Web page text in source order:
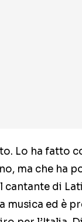
Lo ha fatto
ma che ha
di
musica ed è